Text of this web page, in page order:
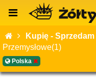
Kupię - Sprzedam
Przemysłowe(1)
Polska